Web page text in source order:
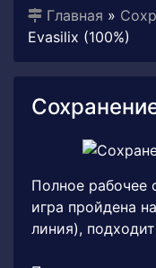
Главная »
Evasilix (100%)
Полное рабочее
игра пройдена
линия),